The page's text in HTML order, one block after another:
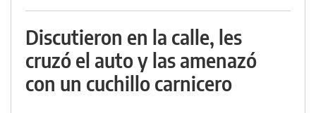
Discutieron en la calle, les
cruzó el auto y las amenazó
con un cuchillo carnicero